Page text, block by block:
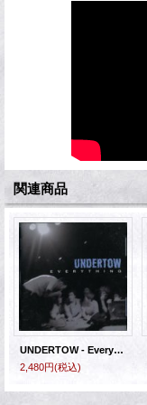
関連商品
UNDERTOW - Everything [CD]
2,480円(税込)